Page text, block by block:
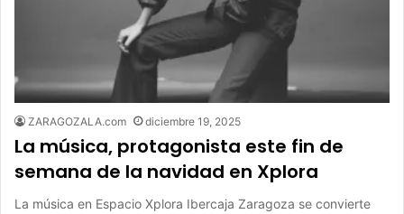
ZARAGOZALA.com diciembre 19, 2025
La música, protagonista este fin de
semana de la navidad en Xplora
La música en Espacio Xplora Ibercaja Zaragoza se convierte